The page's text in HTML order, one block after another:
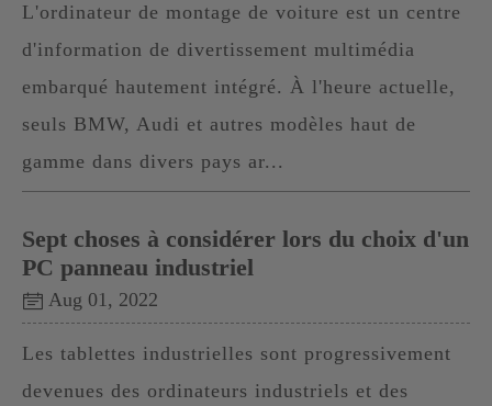
L'ordinateur de montage de voiture est un centre
d'information de divertissement multimédia
embarqué hautement intégré. À l'heure actuelle,
seuls BMW, Audi et autres modèles haut de
gamme dans divers pays ar...
Sept choses à considérer lors du choix d'un
PC panneau industriel
Aug 01, 2022
Les tablettes industrielles sont progressivement
devenues des ordinateurs industriels et des